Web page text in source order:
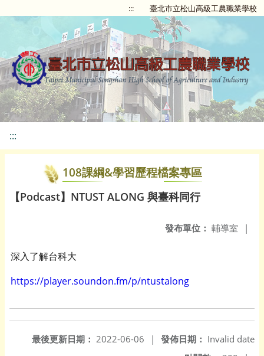
::: 臺北市立松山高級工農職業學校
:::
108課綱&學習歷程檔案專區
【Podcast】NTUST ALONG 與臺科同行
發布單位： 輔導室 |
深入了解台科大
https://player.soundon.fm/p/ntustalong
發佈日期： Invalid date
最後更新日期： 2022-06-06
|